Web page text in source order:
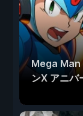
Mega
ンX アニバ